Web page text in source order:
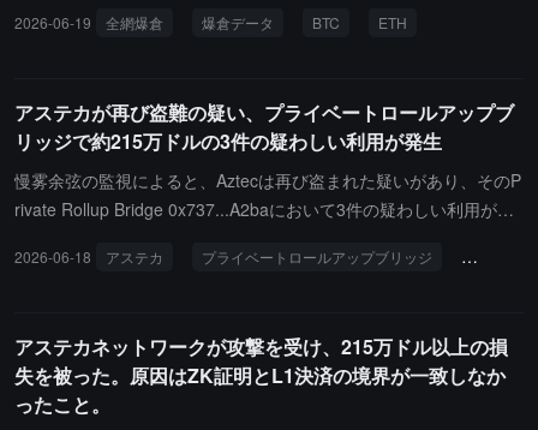
で、ビットコインのロングポジションの強制清算は1.2億ドル、ビ
サリアムのショートポジションの強制清算は2,680.09万ドルです。
さらに、最近24時間で、世界中で121,394人が強制清算され、最大
の単一強制清算はAster - ETHUSDTで発生し、その価値は1,049.25
万ドルでした。
2026-06-19 全網爆倉 爆倉データ BTC ETH
アステカが再び盗難の疑い、プライベートロールアップブ
リッジで約215万ドルの3件の疑わしい利用が発生
慢雾余弦の監視によると、Aztecは再び盗まれた疑いがあり、そのP
rivate Rollup Bridge 0x737...A2baにおいて3件の疑わしい利用が発
95枚のrenBTCが関与しています。
2026-06-18 アステカ プライベートロールアップブリッジ 盗難
アステカネットワークが攻撃を受け、215万ドル以上の損
失を被った。原因はZK証明とL1決済の境界が一致しなか
ったこと。